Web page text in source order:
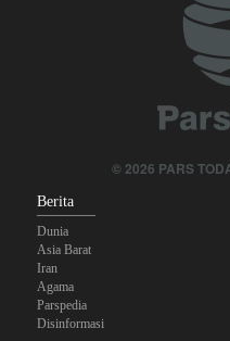
Legislator Iran: AS Akan
Impor Mana Pun di Kawasan
Ledakan yang Mengguncang
© 2026 PARS
Berita
Dunia
Asia Barat
Iran
Agama
Parspedia
Disinformasi